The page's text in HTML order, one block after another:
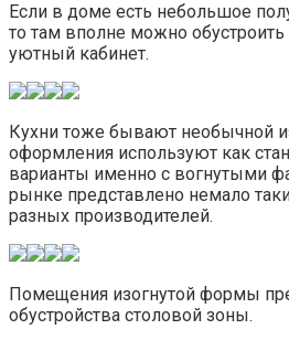
Если в доме есть небольшое
то там вполне можно
уютный кабинет.
Кухни тоже бывают необычной
оформления используют как
варианты именно с вогнутыми
рынке представлено немало
разных производителей.
Помещения изогнутой формы
обустройства столовой зоны.